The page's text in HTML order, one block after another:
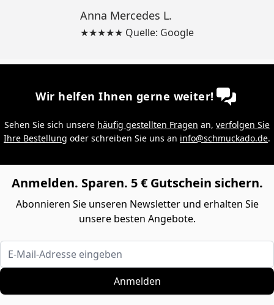
Anna Mercedes L.
★★★★★ Quelle: Google
Wir helfen Ihnen gerne weiter!
Sehen Sie sich unsere häufig gestellten Fragen an, verfolgen Sie
Ihre Bestellung oder schreiben Sie uns an info@schmuckado.de.
Anmelden. Sparen. 5 € Gutschein sichern.
Abonnieren Sie unseren Newsletter und erhalten Sie
unsere besten Angebote.
E-Mail-Adresse eingeben
Anmelden